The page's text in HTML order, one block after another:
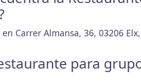
Carrer Almansa, 36, 03206
para